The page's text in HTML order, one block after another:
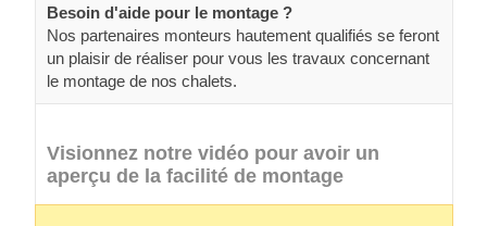
Besoin d'aide pour le montage ?
Nos partenaires monteurs hautement qualifiés se feront
un plaisir de réaliser pour vous les travaux concernant
le montage de nos chalets.
Visionnez notre vidéo pour avoir un
aperçu de la facilité de montage